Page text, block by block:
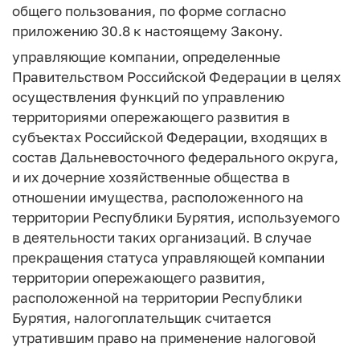
общего пользования, по форме согласно
приложению 30.8 к настоящему Закону.
управляющие компании, определенные
Правительством Российской Федерации в целях
осуществления функций по управлению
территориями опережающего развития в
субъектах Российской Федерации, входящих в
состав Дальневосточного федерального округа,
и их дочерние хозяйственные общества в
отношении имущества, расположенного на
территории Республики Бурятия, используемого
в деятельности таких организаций. В случае
прекращения статуса управляющей компании
территории опережающего развития,
расположенной на территории Республики
Бурятия, налогоплательщик считается
утратившим право на применение налоговой